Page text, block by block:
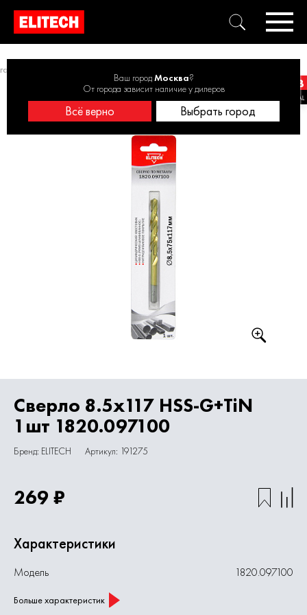
Ваш городМосква?
От города зависит наличие у дилеров
Всё верно Выбрать город
диаметра 1-3 шт.
Сверло 8.5х117 HSS-G+TiN
1шт 1820.097100
Бренд: ELITECH Артикул: 191275
269 ₽
Характеристики
Модель 1820.097100
Больше характеристик